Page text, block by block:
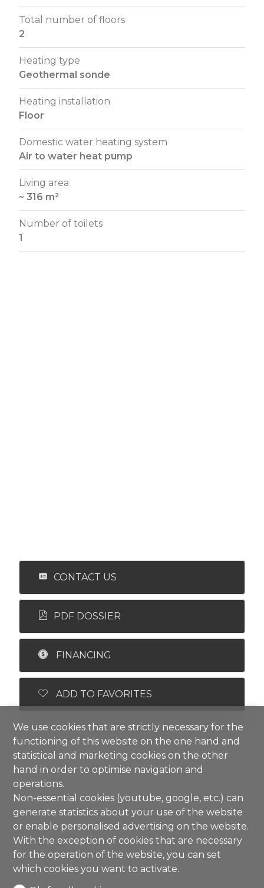
Total number of floors
2
Heating type
Geothermal sonde
Heating installation
Floor
Domestic water heating system
Air to water heat pump
Living area
~ 316 m²
Number of toilets
1
CONTACT US
PDF DOSSIER
FINANCING
ADD TO FAVORITES
We use cookies that are strictly necessary for the
functioning of this website on the one hand and
statistical and marketing cookies on the other
hand in order to optimise navigation and
operations.
Non-essential cookies (youtube, google, etc.) can
generate statistics about your use of the website
or enable personalised advertising on the website.
With the exception of cookies that are necessary
for the operation of the website, you can set
which cookies you want to activate.